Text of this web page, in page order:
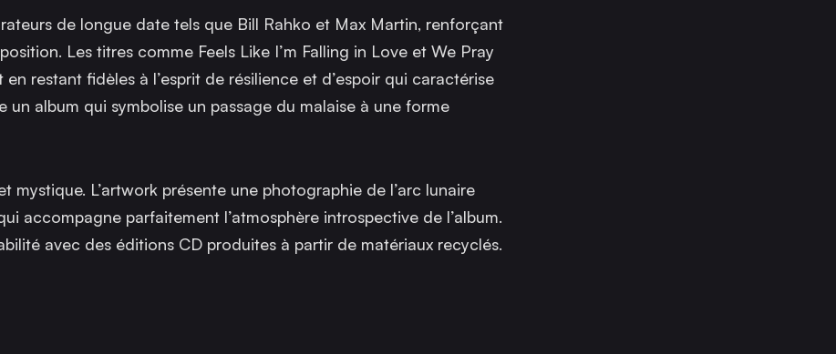
de longue date tels que Bill Rahko et Max Martin, renforçant
Les titres comme Feels Like I’m Falling in Love et We Pray
restant fidèles à l’esprit de résilience et d’espoir qui caractérise
un album qui symbolise un passage du malaise à une forme
mystique. L’artwork présente une photographie de l’arc lunaire
accompagne parfaitement l’atmosphère introspective de l’album.
avec des éditions CD produites à partir de matériaux recyclés.